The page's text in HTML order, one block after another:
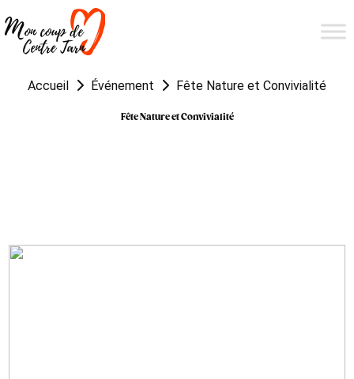
Accueil Événement Fête Nature et Convivialité
Fête Nature et Convivialité